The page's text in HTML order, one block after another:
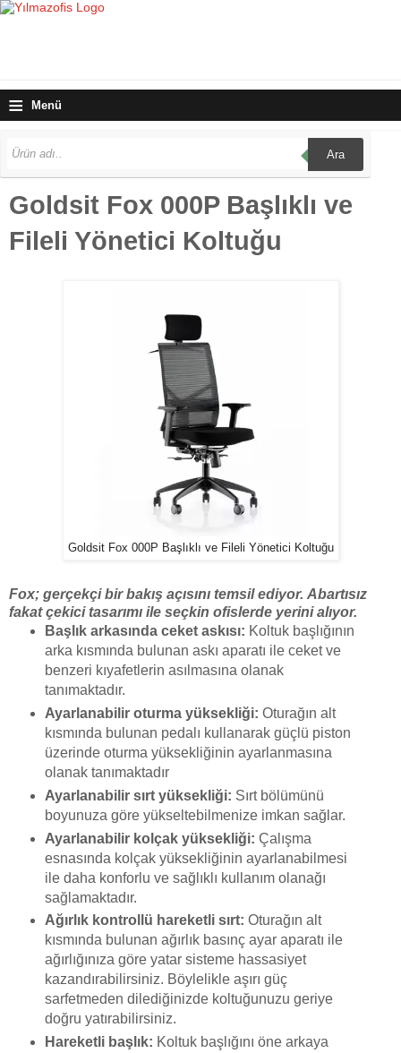
≡ Menü
Ara
Goldsit Fox 000P Başlıklı ve
Fileli Yönetici Koltuğu
Goldsit Fox 000P Başlıklı ve Fileli Yönetici Koltuğu
Fox; gerçekçi bir bakış açısını temsil ediyor. Abartısız
fakat çekici tasarımı ile seçkin ofislerde yerini alıyor.
Başlık arkasında ceket askısı: Koltuk başlığının
arka kısmında bulunan askı aparatı ile ceket ve
benzeri kıyafetlerin asılmasına olanak
tanımaktadır.
Ayarlanabilir oturma yüksekliği: Oturağın alt
kısmında bulunan pedalı kullanarak güçlü piston
üzerinde oturma yüksekliğinin ayarlanmasına
olanak tanımaktadır
Ayarlanabilir sırt yüksekliği: Sırt bölümünü
boyunuza göre yükseltebilmenize imkan sağlar.
Ayarlanabilir kolçak yüksekliği: Çalışma
esnasında kolçak yüksekliğinin ayarlanabilmesi
ile daha konforlu ve sağlıklı kullanım olanağı
sağlamaktadır.
Ağırlık kontrollü hareketli sırt: Oturağın alt
kısmında bulunan ağırlık basınç ayar aparatı ile
ağırlığınıza göre yatar sisteme hassasiyet
kazandırabilirsiniz. Böylelikle aşırı güç
sarfetmeden dilediğinizde koltuğunuzu geriye
doğru yatırabilirsiniz.
Hareketli başlık: Koltuk başlığını öne arkaya